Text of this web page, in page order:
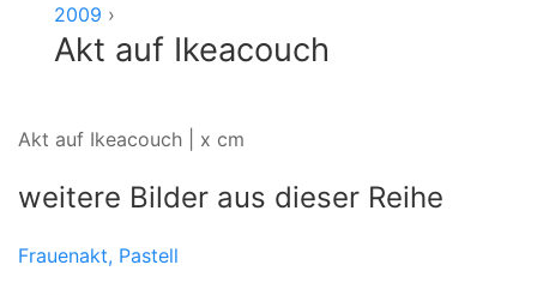
2009 ›
Akt auf Ikeacouch
Akt auf Ikeacouch | x cm
weitere Bilder aus dieser Reihe
Frauenakt, Pastell